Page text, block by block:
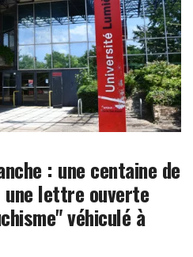
: une centaine de
lettre ouverte
véhiculé à